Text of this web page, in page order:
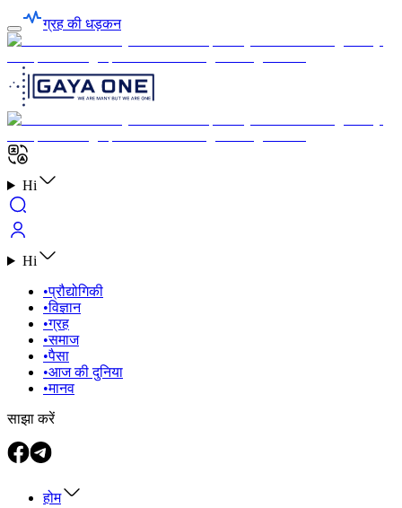
ग्रह की धड़कन
Hi
Hi
•प्रौद्योगिकी
•विज्ञान
•ग्रह
•समाज
•पैसा
•आज की दुनिया
•मानव
साझा करें
होम